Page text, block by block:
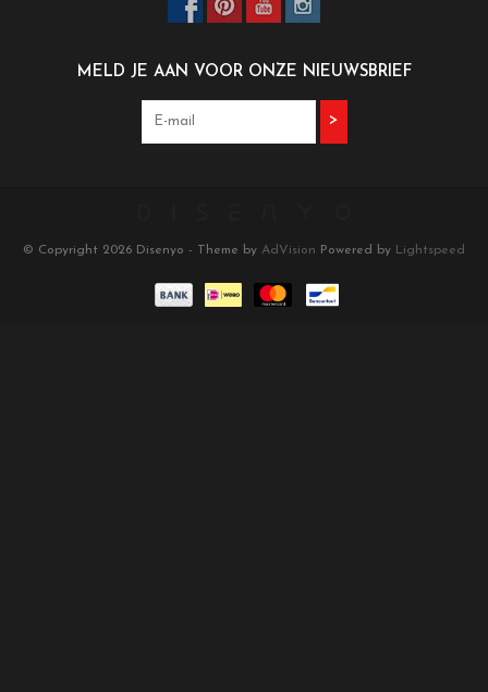
MELD JE AAN VOOR ONZE NIEUWSBRIEF
>
© Copyright 2026 Disenyo - Theme by AdVision Powered by Lightspeed